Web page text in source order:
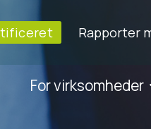
Rapporter
For virksomheder